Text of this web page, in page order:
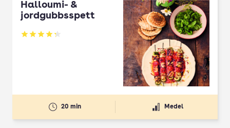
Halloumi- &
jordgubbsspett
Betyg: 4.3 av 5
20 min Medel